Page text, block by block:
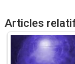
Articles